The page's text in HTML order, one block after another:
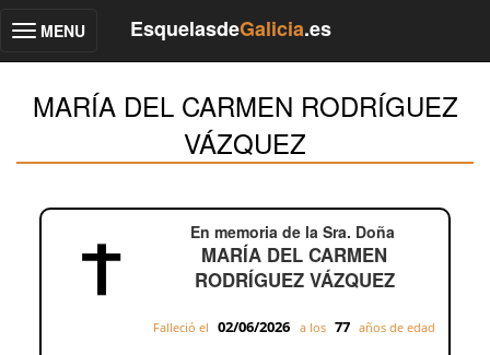
Toggle
MENU EsquelasdeGalicia.es
MARÍA DEL CARMEN RODRÍGUEZ
VÁZQUEZ
En memoria de la Sra. Doña
MARÍA DEL CARMEN
RODRÍGUEZ VÁZQUEZ
Falleció el 02/06/2026 a los 77 años de edad